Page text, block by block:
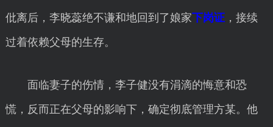
仳离后，李晓蕊绝不谦和地回到了娘家下岗证，接续
过着依赖父母的生存。
面临妻子的伤情，李子健没有涓滴的悔意和恐
慌，反而正在父母的影响下，确定彻底管理方某。他